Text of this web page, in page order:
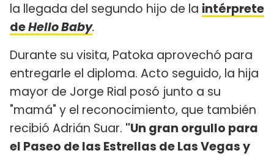
la llegada del segundo hijo de la intérprete
deHello Baby.
Durante su visita, Patoka aprovechó para
entregarle el diploma. Acto seguido, la hija
mayor de Jorge Rial posó junto a su
"mamá" y el reconocimiento, que también
recibió Adrián Suar. "Un gran orgullo para
el Paseo de las Estrellas de Las Vegas y